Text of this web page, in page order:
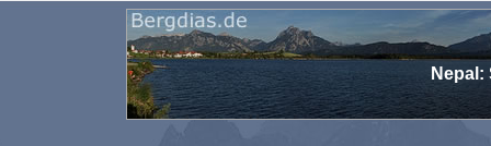
Nepal: